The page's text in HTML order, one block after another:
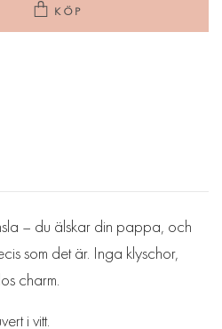
KÖP
– du älskar din pappa, och
som det är. Inga klyschor,
charm.
i vitt.